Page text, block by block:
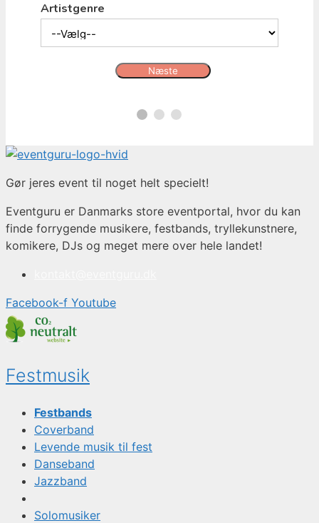
Artistgenre
Næste
Gør jeres event til noget helt specielt!
Eventguru er Danmarks store eventportal, hvor du kan
finde forrygende musikere, festbands, tryllekunstnere,
komikere, DJs og meget mere over hele landet!
Facebook-f Youtube
Festmusik
Festbands
Coverband
Levende musik til fest
Danseband
Jazzband
Solomusiker